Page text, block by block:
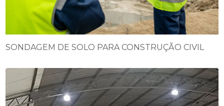
SONDAGEM DE SOLO PARA CONSTRUÇÃO CIVIL